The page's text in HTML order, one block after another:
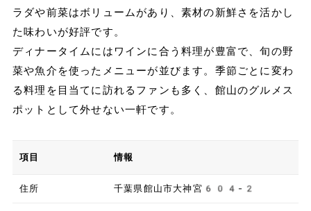
ラダや前菜はボリュームがあり、素材の新鮮さを活かし
た味わいが好評です。
ディナータイムにはワインに合う料理が豊富で、旬の野
菜や魚介を使ったメニューが並びます。季節ごとに変わ
る料理を目当てに訪れるファンも多く、館山のグルメス
ポットとして外せない一軒です。
項目 情報
住所 千葉県館山市大神宮604-2